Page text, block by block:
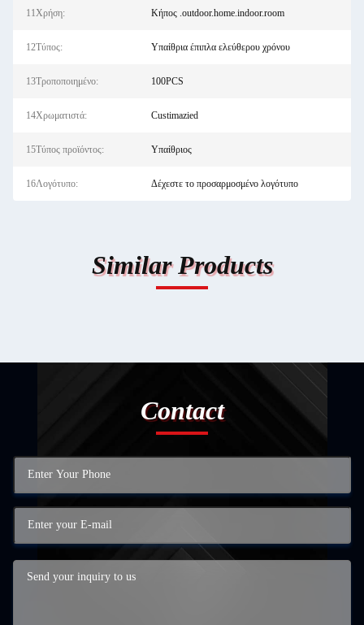
11Χρήση: Κήπος .outdoor.home.indoor.room
12Τύπος: Υπαίθρια έπιπλα ελεύθερου χρόνου
13Τροποποιημένο: 100PCS
14Χρωματιστά: Custimazied
15Τύπος προϊόντος: Υπαίθριος
16Λογότυπο: Δέχεστε το προσαρμοσμένο λογότυπο
Similar Products
Contact